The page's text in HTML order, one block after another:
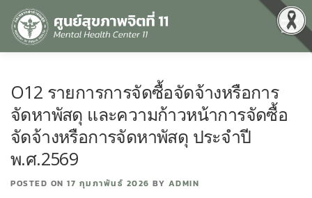
Menu
คุณธรรมและความโปร่งใส
ศูนย์ข้อมูลข่าวสาร DATA CATALOG สื่อสุขภาพจิต
คู่มือ สำหรับบุคลากร
O12 รายการการจัดซื้อจัดจ้างหรือการ
จัดหาพัสดุ และความก้าวหน้าการจัดซื้อ
จัดจ้างหรือการจัดหาพัสดุ ประจำปี
พ.ศ.2569
POSTED ON 17 กุมภาพันธ์ 2026 BY ADMIN